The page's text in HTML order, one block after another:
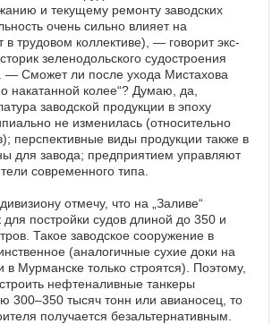
и текущему ремонту заводских
очень сильно влияет на
трудовом коллективе), — говорит экс-
зеленодольского судостроения
— Сможет ли после ухода Мистахова
накатанной колее“? Думаю, да,
заводской продукции в эпоху
не изменилась (относительно
перспективные виды продукции также в
для завода; предприятием управляют
современного типа.
отмечу, что на „Заливе“
для постройки судов длиной до 350 и
Такое заводское сооружение в
(аналогичные сухие доки на
в Мурманске только строятся). Поэтому,
нефтеналивные танкеры
300–350 тысяч тонн или авианосец, то
получается безальтернативным.